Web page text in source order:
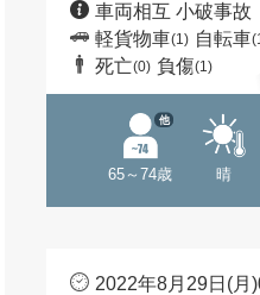
車両相互 小破事故
軽貨物車(1) 自転車
死亡(0) 負傷(1)
65～74歳
他
晴
2022年8月29日(月